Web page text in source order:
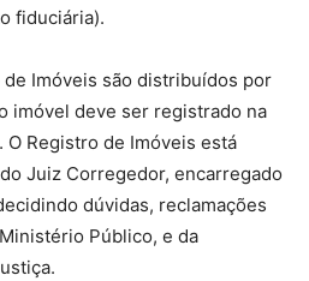
fiduciária).
Imóveis são distribuídos por
imóvel deve ser registrado na
O Registro de Imóveis está
Juiz Corregedor, encarregado
dúvidas, reclamações
Público, e da